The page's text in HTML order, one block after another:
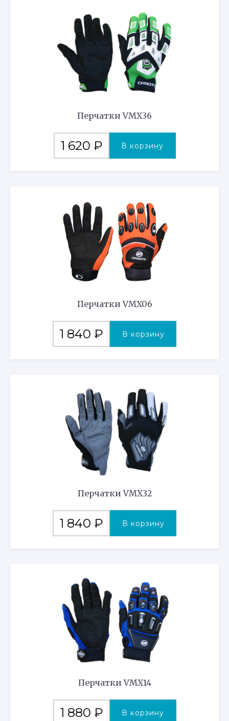
Перчатки VMX36
1 620 ₽ В корзину
Перчатки VMX06
1 840 ₽ В корзину
Перчатки VMX32
1 840 ₽ В корзину
Перчатки VMX14
1 880 ₽ В корзину